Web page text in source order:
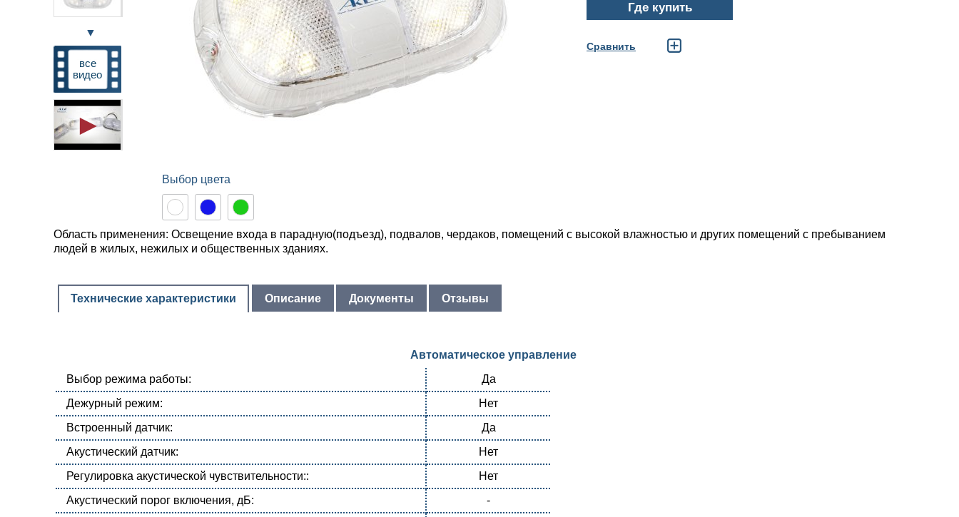
▼
все
видео
Выбор цвета
Где купить
Cравнить
Область применения: Освещение входа в парадную(подъезд), подвалов, чердаков, помещений с высокой влажностью и других помещений с пребыванием
людей в жилых, нежилых и общественных зданиях.
Технические характеристики Описание Документы Отзывы
Автоматическое управление
Выбор режима работы:
Да
Дежурный режим:
Нет
Встроенный датчик:
Да
Акустический датчик:
Нет
Регулировка акустической чувствительности::
Нет
Акустический порог включения, дБ:
-